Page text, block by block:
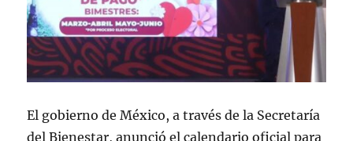
El gobierno de México, a través de la Secretaría
del Bienestar, anunció el calendario oficial para